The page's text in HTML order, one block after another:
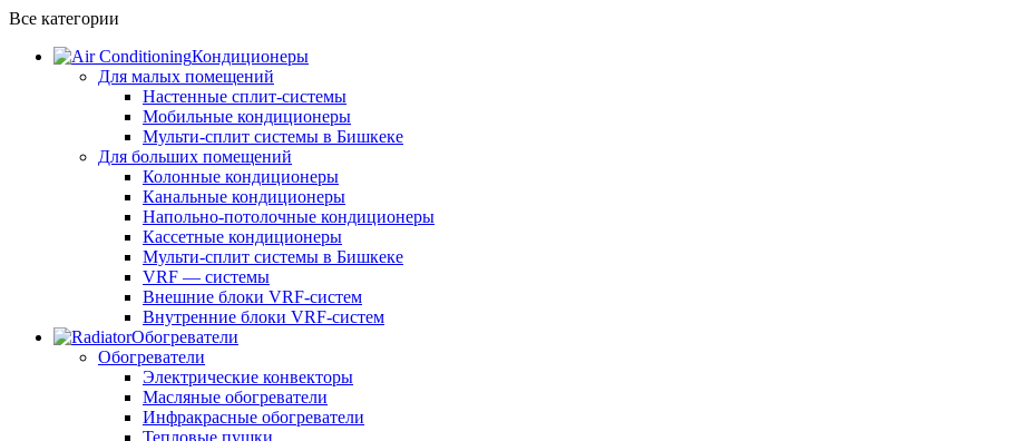
Все категории
Кондиционеры
Для малых помещений
Настенные сплит-системы
Мобильные кондиционеры
Мульти-сплит системы в Бишкеке
Для больших помещений
Колонные кондиционеры
Канальные кондиционеры
Напольно-потолочные кондиционеры
Кассетные кондиционеры
Мульти-сплит системы в Бишкеке
VRF — системы
Внешние блоки VRF-систем
Внутренние блоки VRF-систем
Обогреватели
Обогреватели
Электрические конвекторы
Масляные обогреватели
Инфракрасные обогреватели
Тепловые пушки